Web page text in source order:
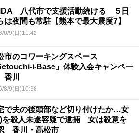
八代市で支援活動続ける ５日
は夜間も常駐【熊本で最大震度7】
8/9(日)11:42
市のコワーキングスペース
i-Base」体験入会キャンペー
川
8/9(日)10:38
で夫の後頭部など切り付けたか…女
を殺人未遂容疑で逮捕 女は殺意を
香川・高松市